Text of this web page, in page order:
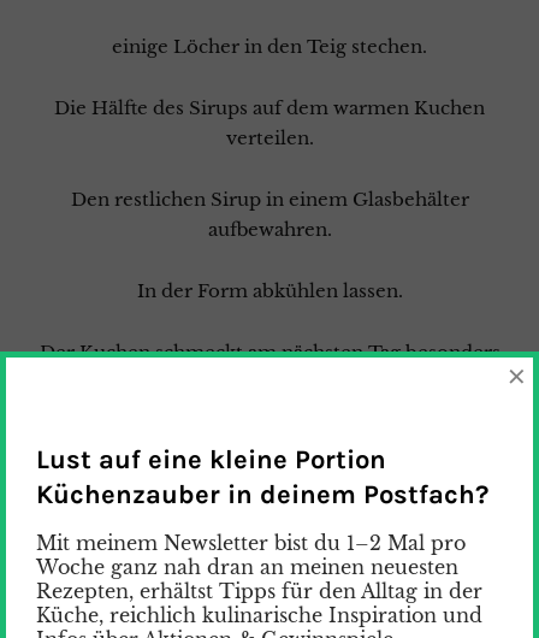
einige Löcher in den Teig stechen.
Die Hälfte des Sirups auf dem warmen Kuchen
verteilen.
Den restlichen Sirup in einem Glasbehälter
aufbewahren.
In der Form abkühlen lassen.
Der Kuchen schmeckt am nächsten Tag besonders
So hat der Sirup Zeit, richtig schön durchzuziehen.
Er schmeckt aber auch am selben Tag super lecker.
Sobald der Kuchen ausgekühlt ist, aus der Form
nehmen.
Lust auf eine kleine Portion
Küchenzauber in deinem Postfach?
Mit meinem Newsletter bist du 1–2 Mal pro
Woche ganz nah dran an meinen neuesten
Rezepten, erhältst Tipps für den Alltag in der
Küche, reichlich kulinarische Inspiration und
×